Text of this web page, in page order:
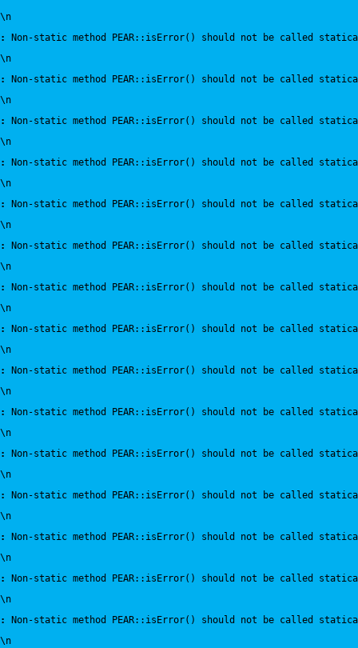
\n
:
Non-static method PEAR::isError() should not be called
\n
:
Non-static method PEAR::isError() should not be called
\n
:
Non-static method PEAR::isError() should not be called
\n
:
Non-static method PEAR::isError() should not be called
\n
:
Non-static method PEAR::isError() should not be called
\n
:
Non-static method PEAR::isError() should not be called
\n
:
Non-static method PEAR::isError() should not be called
\n
:
Non-static method PEAR::isError() should not be called
\n
:
Non-static method PEAR::isError() should not be called
\n
:
Non-static method PEAR::isError() should not be called
\n
:
Non-static method PEAR::isError() should not be called
\n
:
Non-static method PEAR::isError() should not be called
\n
:
Non-static method PEAR::isError() should not be called
\n
:
Non-static method PEAR::isError() should not be called
\n
:
Non-static method PEAR::isError() should not be called
\n